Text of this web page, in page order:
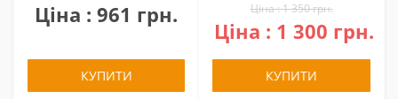
Ціна : 961 грн.
КУПИТИ
Ціна : 1 350 грн.
Ціна : 1 300 грн.
КУПИТИ